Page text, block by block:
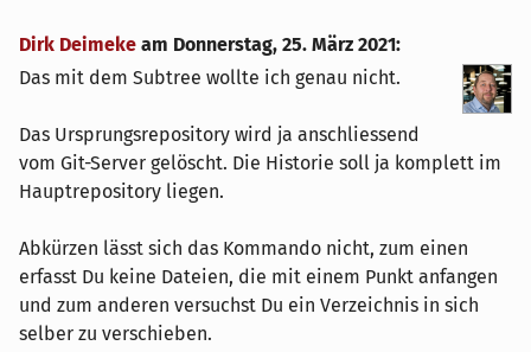
Dirk Deimeke am Donnerstag, 25. März 2021:
Das mit dem Subtree wollte ich genau nicht.
Das Ursprungsrepository wird ja anschliessend
vom Git-Server gelöscht. Die Historie soll ja komplett im
Hauptrepository liegen.
Abkürzen lässt sich das Kommando nicht, zum einen
erfasst Du keine Dateien, die mit einem Punkt anfangen
und zum anderen versuchst Du ein Verzeichnis in sich
selber zu verschieben.